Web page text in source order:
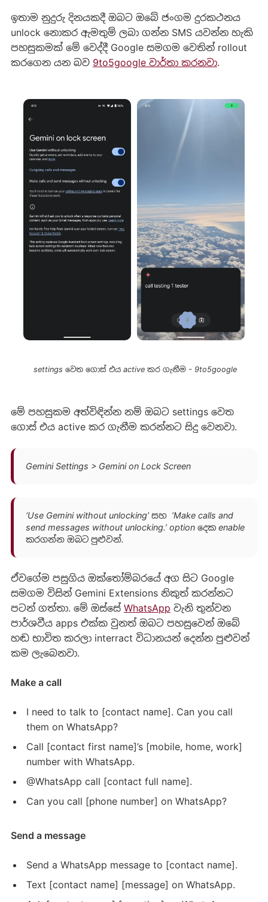
ඉතාම නුදුරු දිනයකදී ඔබට ඔබේ ජංගම දුරකථනය
unlock නොකර ඇමතුම් ලබා ගන්න SMS යවන්න හැකි
පහසුකමක් මේ වෙද්දී Google සමගම වෙතින් rollout
කරගෙන යන බව 9to5google වාර්තා කරනවා.
settings වෙත ගොස් එය active කර ගැනීම - 9to5google
මේ පහසුකම අත්විඳින්න නම් ඔබට settings වෙත
ගොස් එය active කර ගැනීම කරන්නට සිදු වෙනවා.
Gemini Settings > Gemini on Lock Screen
‘Use Gemini without unlocking’ සහ ‘Make calls and
send messages without unlocking.’ option දෙක enable
කරගන්න ඔබට පුළුවන්.
ඒවගේම පසුගිය ඔක්තෝම්බරයේ අග සිට Google
සමගම විසින් Gemini Extensions නිකුත් කරන්නට
පටන් ගත්තා. මේ ඔස්සේ WhatsApp වැනි තුන්වන
පාර්ශවීය apps එක්ක වුනත් ඔබට පහසුවෙන් ඔබේ
හඬ භාවිත කරලා interract විධානයන් දෙන්න පුළුවන්
කම ලැබෙනවා.
Make a call
I need to talk to [contact name]. Can you call
them on WhatsApp?
Call [contact first name]’s [mobile, home, work]
number with WhatsApp.
@WhatsApp call [contact full name].
Can you call [phone number] on WhatsApp?
Send a message
Send a WhatsApp message to [contact name].
Text [contact name] [message] on WhatsApp.